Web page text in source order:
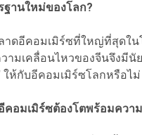
ฐานใหม่ของโลก?
าดอีคอมเมิร์ซที่ใหญ่ที่สุดใ
ามเคลื่อนไหวของจีนจึงมี
ให้กับอีคอมเมิร์ซโลกหรือไม่
คอมเมิร์ซต้องโตพร้อมควา